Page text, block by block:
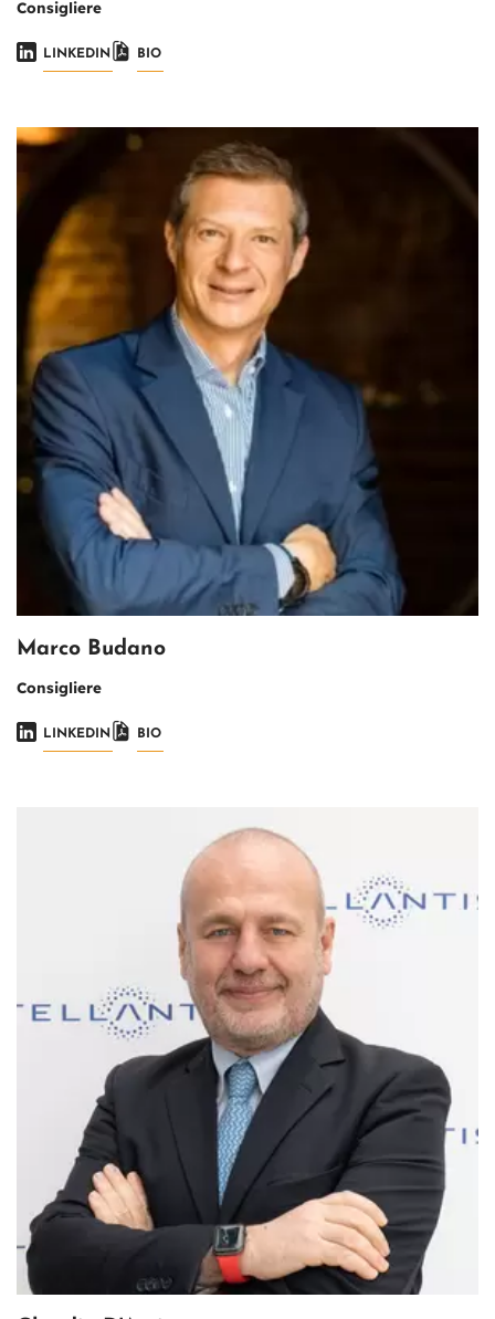
Consigliere
LINKEDIN BIO
Immagine
Marco Budano
Consigliere
LINKEDIN BIO